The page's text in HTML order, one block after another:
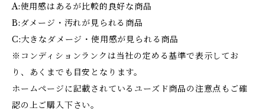
A:使用感はあるが比較的良好な商品
B:ダメージ・汚れが見られる商品
C:大きなダメージ・使用感が見られる商品
※コンディションランクは当社の定める基準で表示してお
り、あくまでも目安となります。
ホームページに記載されているユーズド商品の注意点もご確
認の上ご購入下さい。